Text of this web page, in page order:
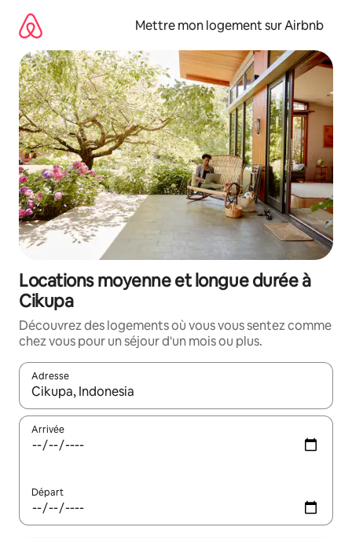
directement
contenu
Mettre mon logement sur Airbnb
Locations moyenne et longue durée à
Cikupa
Découvrez des logements où vous vous sentez comme
chez vous pour un séjour d'un mois ou plus.
Adresse
Lorsque les résultats s'affichent, utilisez les flèches vers le
Arrivée
Départ